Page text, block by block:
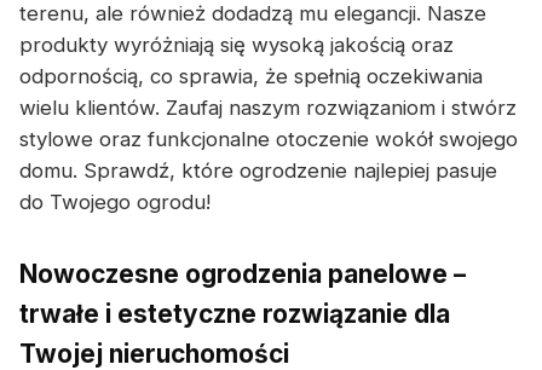
terenu, ale również dodadzą mu elegancji. Nasze
produkty wyróżniają się wysoką jakością oraz
odpornością, co sprawia, że spełnią oczekiwania
wielu klientów. Zaufaj naszym rozwiązaniom i stwórz
stylowe oraz funkcjonalne otoczenie wokół swojego
domu. Sprawdź, które ogrodzenie najlepiej pasuje
do Twojego ogrodu!
Nowoczesne ogrodzenia panelowe –
trwałe i estetyczne rozwiązanie dla
Twojej nieruchomości